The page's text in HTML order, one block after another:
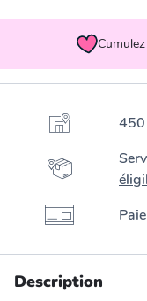
Cumulez
450
Description